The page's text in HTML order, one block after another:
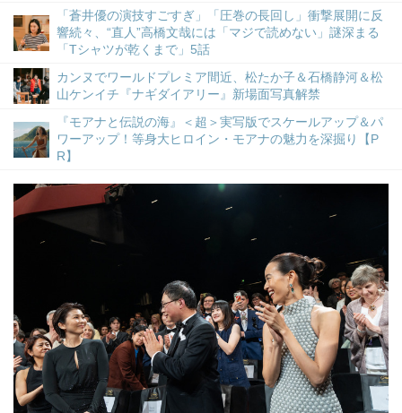
「蒼井優の演技すごすぎ」「圧巻の長回し」衝撃展開に反
響続々、“直人”高橋文哉には「マジで読めない」謎深まる
「Tシャツが乾くまで」5話
カンヌでワールドプレミア間近、松たか子＆石橋静河＆松
山ケンイチ『ナギダイアリー』新場面写真解禁
『モアナと伝説の海』＜超＞実写版でスケールアップ＆パ
ワーアップ！等身大ヒロイン・モアナの魅力を深掘り【P
R】